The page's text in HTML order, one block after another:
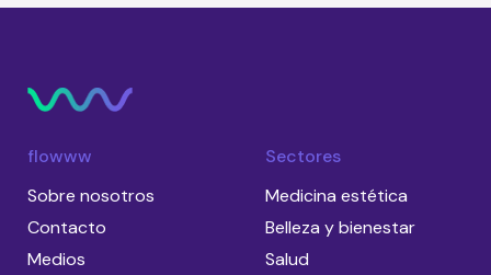
flowww
Sobre nosotros
Contacto
Medios
Sectores
Medicina estética
Belleza y bienestar
Salud